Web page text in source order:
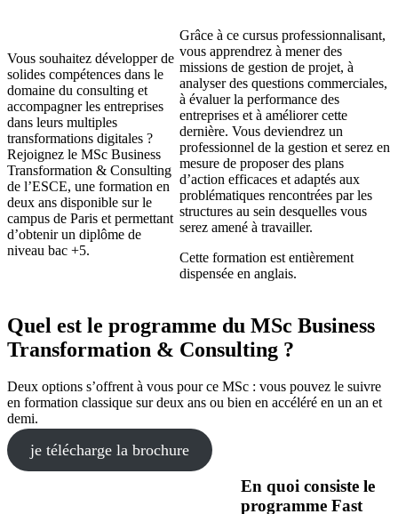
Vous souhaitez développer de
solides compétences dans le
domaine du consulting et
accompagner les entreprises
dans leurs multiples
transformations digitales ?
Rejoignez le MSc Business
Transformation & Consulting
de l’ESCE, une formation en
deux ans disponible sur le
campus de Paris et permettant
d’obtenir un diplôme de
niveau bac +5.
Grâce à ce cursus professionnalisant,
vous apprendrez à mener des
missions de gestion de projet, à
analyser des questions commerciales,
à évaluer la performance des
entreprises et à améliorer cette
dernière. Vous deviendrez un
professionnel de la gestion et serez en
mesure de proposer des plans
d’action efficaces et adaptés aux
problématiques rencontrées par les
structures au sein desquelles vous
serez amené à travailler.
Cette formation est entièrement
dispensée en anglais.
Quel est le programme du MSc Business
Transformation & Consulting ?
Deux options s’offrent à vous pour ce MSc : vous pouvez le suivre
en formation classique sur deux ans ou bien en accéléré en un an et
demi.
je télécharge la brochure
En quoi consiste le
programme Fast